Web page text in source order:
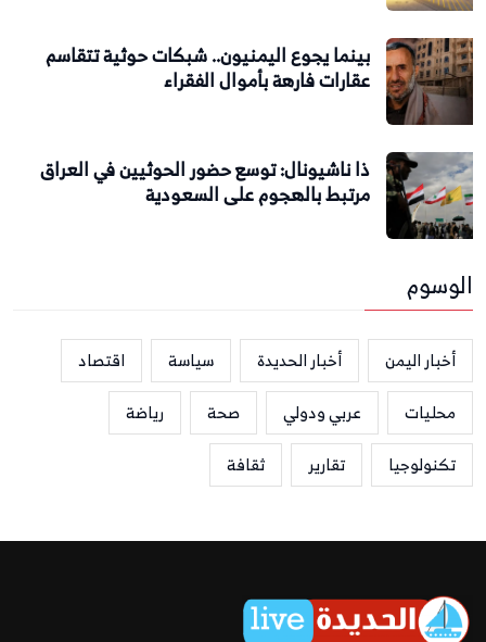
بينما يجوع اليمنيون.. شبكات حوثية تتقاسم
عقارات فارهة بأموال الفقراء
ذا ناشيونال: توسع حضور الحوثيين في العراق
مرتبط بالهجوم على السعودية
الوسوم
أخبار اليمن أخبار الحديدة سياسة
اقتصاد
محليات
عربي ودولي صحة
رياضة
تكنولوجيا
تقارير ثقافة